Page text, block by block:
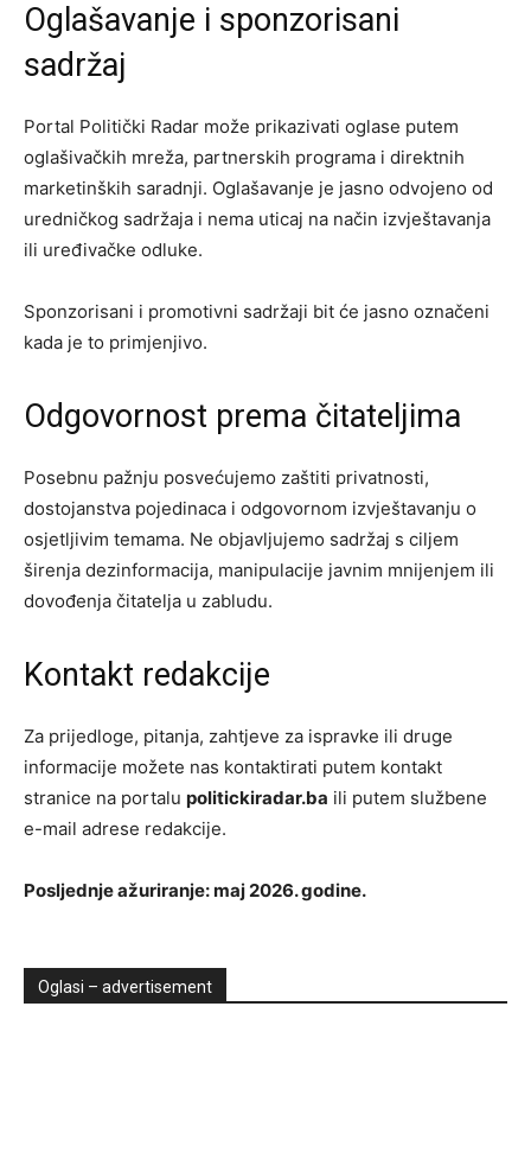
Oglašavanje i sponzorisani
sadržaj
Portal Politički Radar može prikazivati oglase putem
oglašivačkih mreža, partnerskih programa i direktnih
marketinških saradnji. Oglašavanje je jasno odvojeno od
uredničkog sadržaja i nema uticaj na način izvještavanja
ili uređivačke odluke.
Sponzorisani i promotivni sadržaji bit će jasno označeni
kada je to primjenjivo.
Odgovornost prema čitateljima
Posebnu pažnju posvećujemo zaštiti privatnosti,
dostojanstva pojedinaca i odgovornom izvještavanju o
osjetljivim temama. Ne objavljujemo sadržaj s ciljem
širenja dezinformacija, manipulacije javnim mnijenjem ili
dovođenja čitatelja u zabludu.
Kontakt redakcije
Za prijedloge, pitanja, zahtjeve za ispravke ili druge
informacije možete nas kontaktirati putem kontakt
stranice na portalu politickiradar.ba ili putem službene
e-mail adrese redakcije.
Posljednje ažuriranje: maj 2026. godine.
Oglasi – advertisement